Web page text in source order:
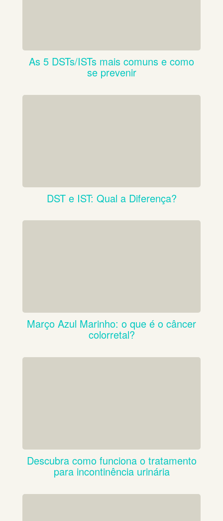
As 5 DSTs/ISTs mais comuns e como
se prevenir
DST e IST: Qual a Diferença?
Março Azul Marinho: o que é o câncer
colorretal?
Descubra como funciona o tratamento
para incontinência urinária